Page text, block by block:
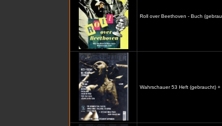
Roll over Beethoven - Buch
Wahrschauer 53 Heft (gebraucht) +